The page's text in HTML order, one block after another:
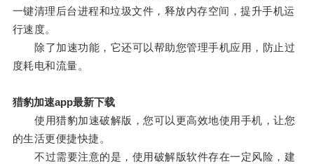
一键清理后台进程和垃圾文件，释放内存空间，提升手机运
行速度。
除了加速功能，它还可以帮助您管理手机应用，防止过
度耗电和流量。
猎豹加速app最新下载
使用猎豹加速破解版，您可以更高效地使用手机，让您
的生活更便捷快捷。
不过需要注意的是，使用破解版软件存在一定风险，建